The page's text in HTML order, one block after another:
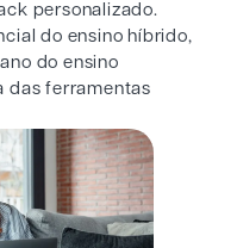
personalizado.
do ensino híbrido,
do ensino
das ferramentas